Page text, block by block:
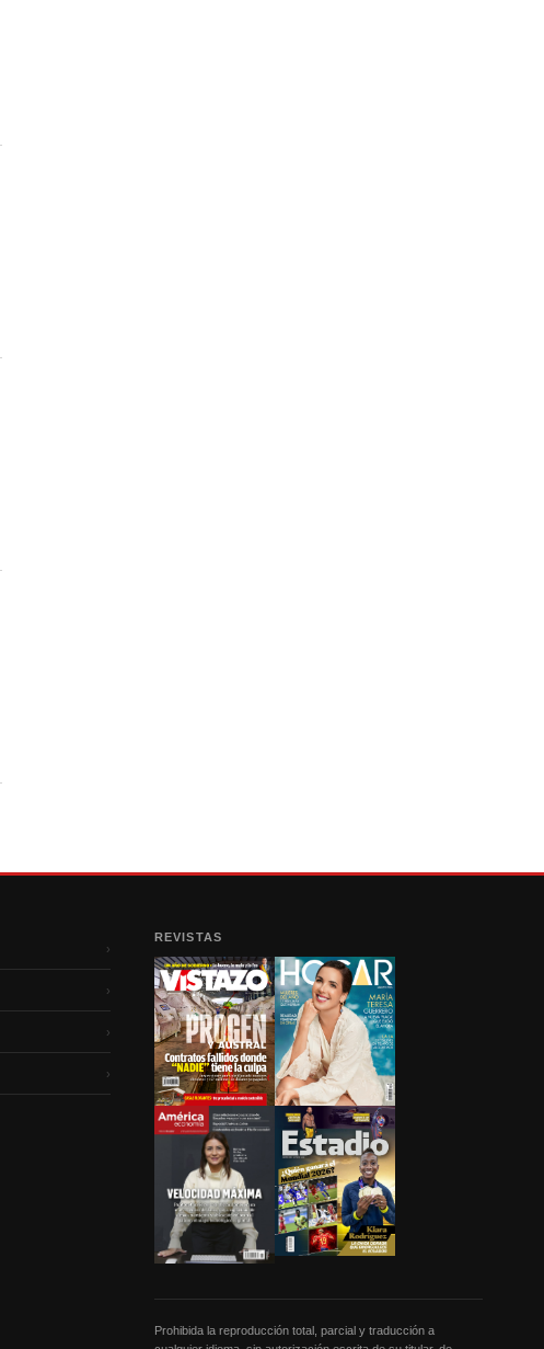
›
›
›
›
REVISTAS
Prohibida la reproducción total, parcial y traducción a